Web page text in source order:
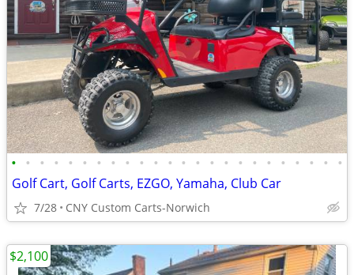
• • • • • • • • • • • • • • • • • • • • • • • •
Golf Cart, Golf Carts, EZGO, Yamaha, Club Car
7/28 CNY Custom Carts-Norwich
$2,100